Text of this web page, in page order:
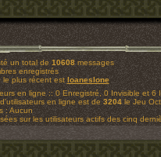
un total de10608messages
enregistrés
le plus récent est loaneslone
en ligne :: 0 Enregistré, 0 Invisible et
en ligne est de3204le Jeu
: Aucun
sur les utilisateurs actifs des cinq